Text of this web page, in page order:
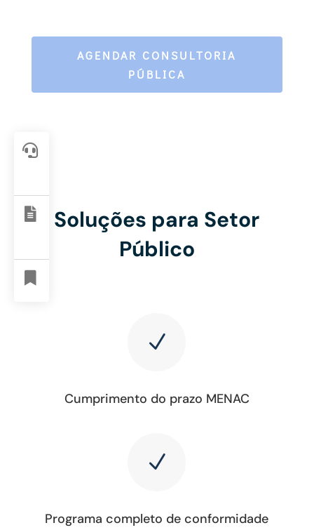


AGENDAR CONSULTORIA
PÚBLICA
Soluções para Setor
Público
N
Cumprimento do prazo MENAC
N
Programa completo de conformidade